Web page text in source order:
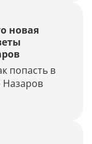
новая
попасть в